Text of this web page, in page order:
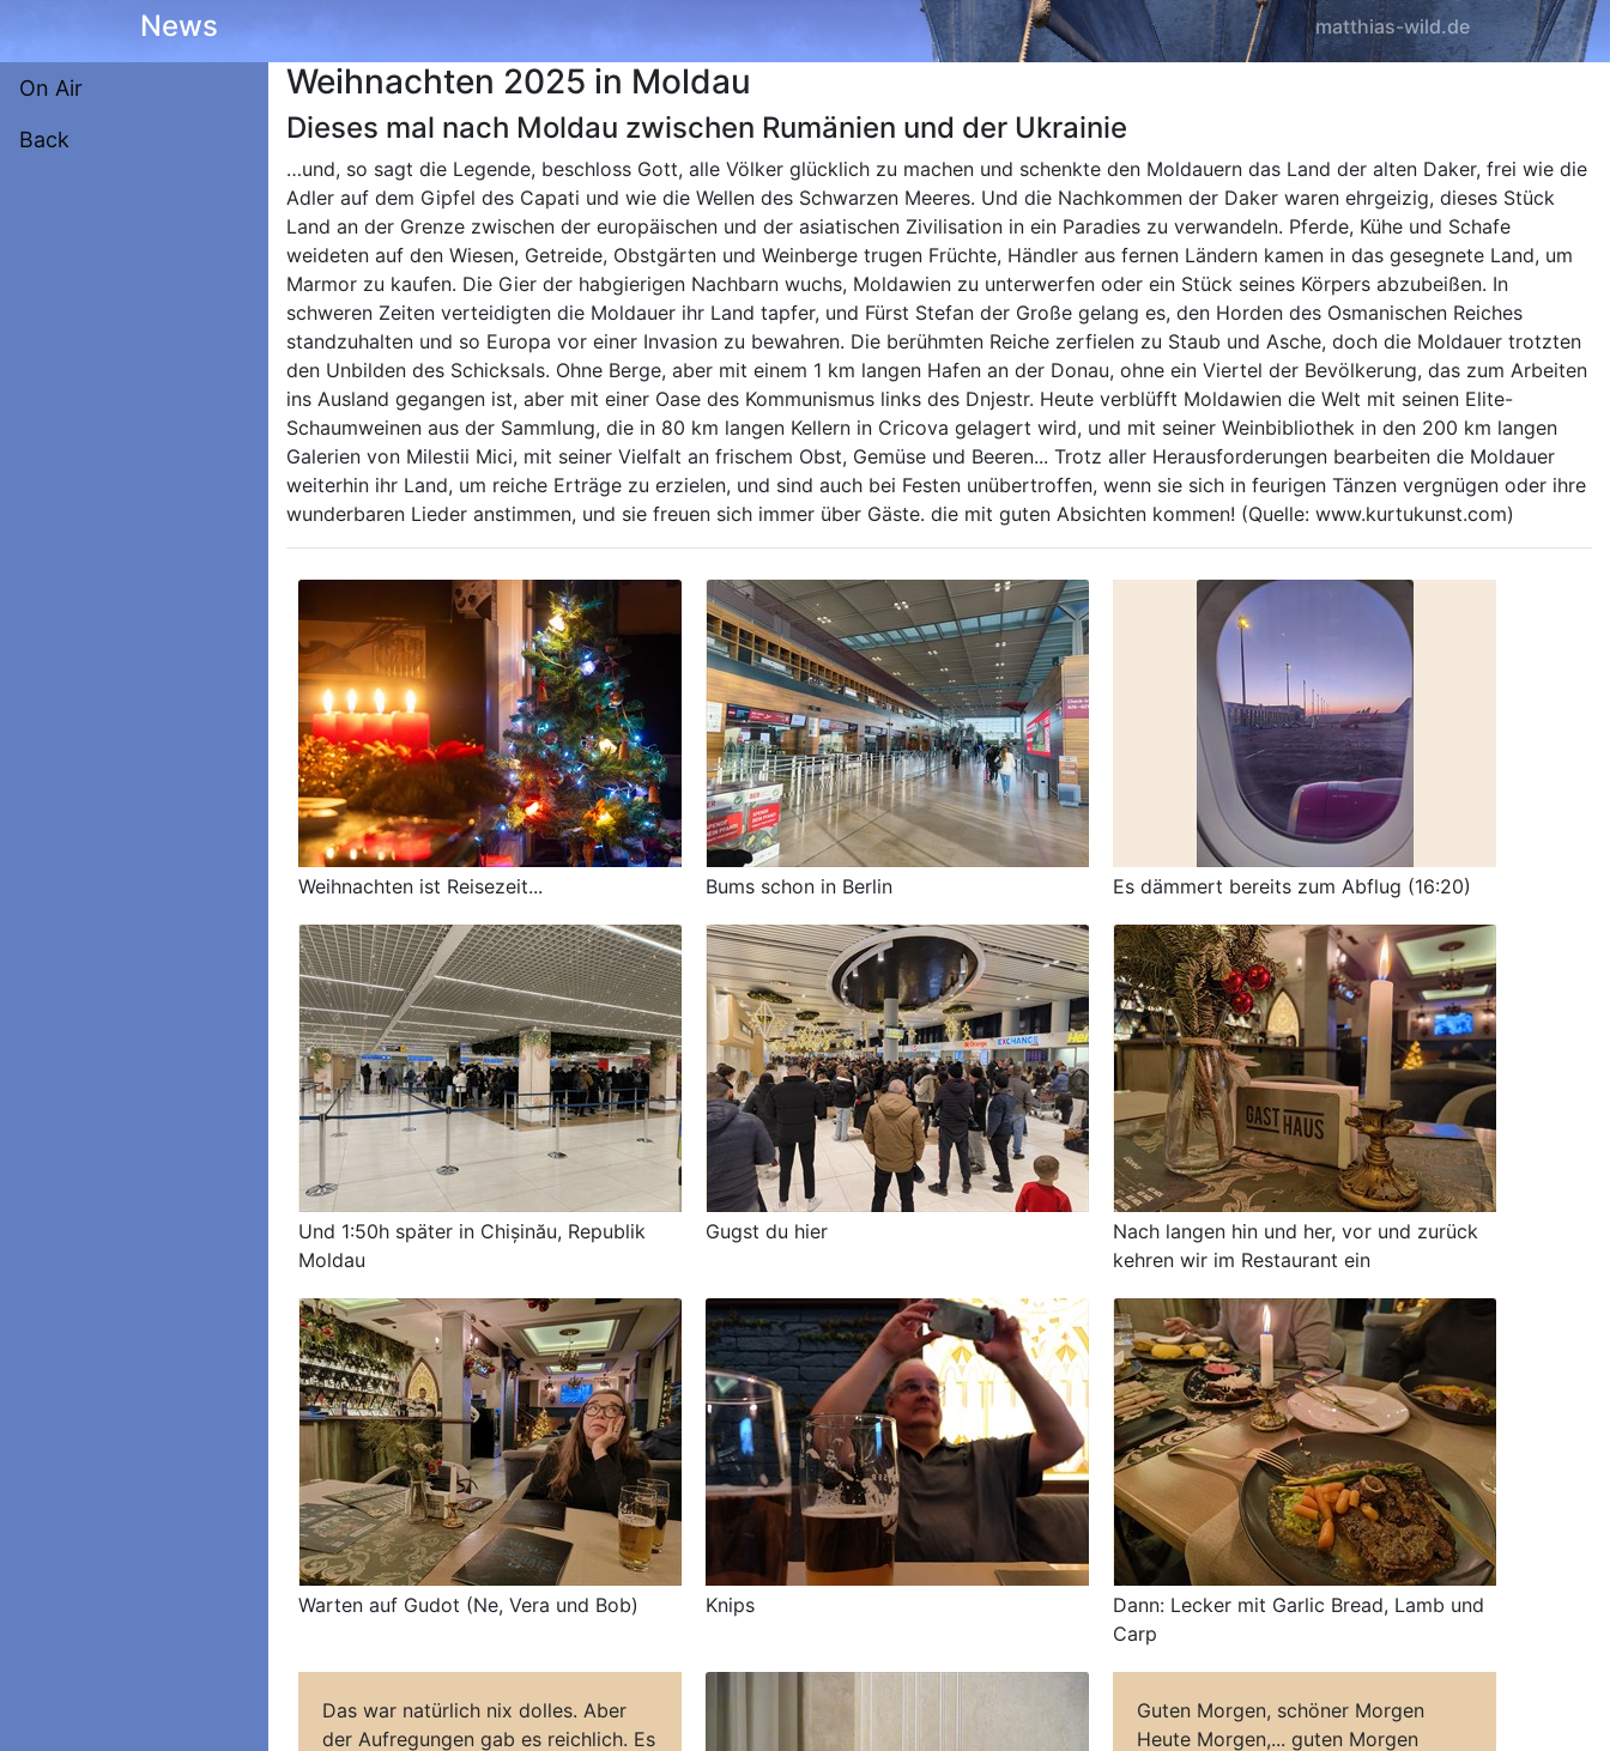
News matthias-wild.de
On Air
Back
Weihnachten 2025 in Moldau
Dieses mal nach Moldau zwischen Rumänien und der Ukrainie
…und, so sagt die Legende, beschloss Gott, alle Völker glücklich zu machen und schenkte den Moldauern das Land der alten Daker, frei wie die
Adler auf dem Gipfel des Capati und wie die Wellen des Schwarzen Meeres. Und die Nachkommen der Daker waren ehrgeizig, dieses Stück
Land an der Grenze zwischen der europäischen und der asiatischen Zivilisation in ein Paradies zu verwandeln. Pferde, Kühe und Schafe
weideten auf den Wiesen, Getreide, Obstgärten und Weinberge trugen Früchte, Händler aus fernen Ländern kamen in das gesegnete Land, um
Marmor zu kaufen. Die Gier der habgierigen Nachbarn wuchs, Moldawien zu unterwerfen oder ein Stück seines Körpers abzubeißen. In
schweren Zeiten verteidigten die Moldauer ihr Land tapfer, und Fürst Stefan der Große gelang es, den Horden des Osmanischen Reiches
standzuhalten und so Europa vor einer Invasion zu bewahren. Die berühmten Reiche zerfielen zu Staub und Asche, doch die Moldauer trotzten
den Unbilden des Schicksals. Ohne Berge, aber mit einem 1 km langen Hafen an der Donau, ohne ein Viertel der Bevölkerung, das zum Arbeiten
ins Ausland gegangen ist, aber mit einer Oase des Kommunismus links des Dnjestr. Heute verblüfft Moldawien die Welt mit seinen Elite-
Schaumweinen aus der Sammlung, die in 80 km langen Kellern in Cricova gelagert wird, und mit seiner Weinbibliothek in den 200 km langen
Galerien von Milestii Mici, mit seiner Vielfalt an frischem Obst, Gemüse und Beeren... Trotz aller Herausforderungen bearbeiten die Moldauer
weiterhin ihr Land, um reiche Erträge zu erzielen, und sind auch bei Festen unübertroffen, wenn sie sich in feurigen Tänzen vergnügen oder ihre
wunderbaren Lieder anstimmen, und sie freuen sich immer über Gäste. die mit guten Absichten kommen! (Quelle: www.kurtukunst.com)
Weihnachten ist Reisezeit... Bums schon in Berlin Es dämmert bereits zum Abflug (16:20)
Und 1:50h später in Chișinău, Republik
Moldau
Gugst du hier
Nach langen hin und her, vor und zurück
kehren wir im Restaurant ein
Warten auf Gudot (Ne, Vera und Bob) Knips
Dann: Lecker mit Garlic Bread, Lamb und
Carp
Das war natürlich nix dolles. Aber
der Aufregungen gab es reichlich. Es
Guten Morgen, schöner Morgen
Heute Morgen,... guten Morgen